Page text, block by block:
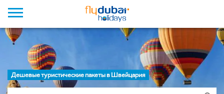
Дешевые туристические пакеты в Швейцария